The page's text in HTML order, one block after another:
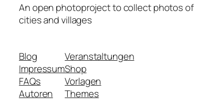
An open photoproject to collect photos of
cities and villages
Blog
Impressum
FAQs
Autoren
Veranstaltungen
Shop
Vorlagen
Themes